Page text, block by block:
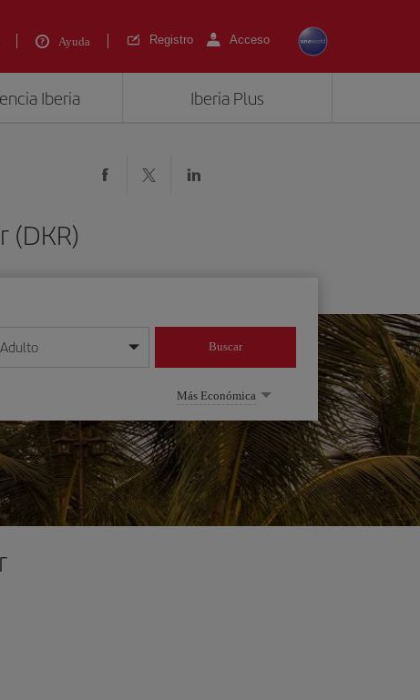
Ayuda Registro Acceso
Iberia Iberia Plus
(DKR)
día/mes/año
Adulto Buscar
Más Económica